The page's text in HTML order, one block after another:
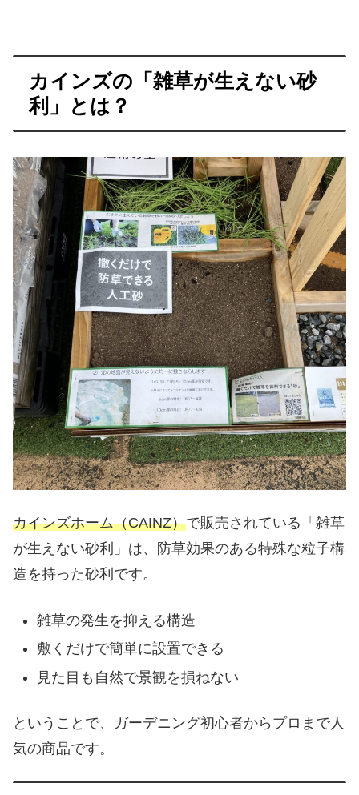
カインズの「雑草が生えない砂
利」とは？
カインズホーム（CAINZ）で販売されている「雑草
が生えない砂利」は、防草効果のある特殊な粒子構
造を持った砂利です。
雑草の発生を抑える構造
敷くだけで簡単に設置できる
見た目も自然で景観を損ねない
ということで、ガーデニング初心者からプロまで人
気の商品です。